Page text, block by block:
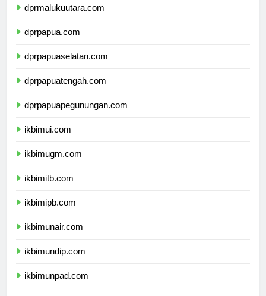
dprmalukuutara.com
dprpapua.com
dprpapuaselatan.com
dprpapuatengah.com
dprpapuapegunungan.com
ikbimui.com
ikbimugm.com
ikbimitb.com
ikbimipb.com
ikbimunair.com
ikbimundip.com
ikbimunpad.com